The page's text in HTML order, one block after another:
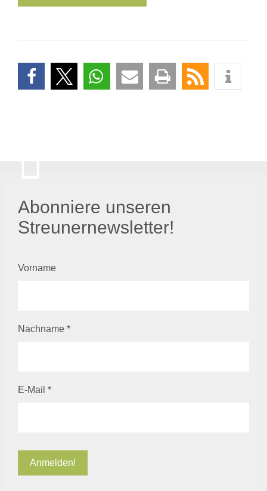
Abonniere unseren
Streunernewsletter!
Vorname
Nachname *
E-Mail *